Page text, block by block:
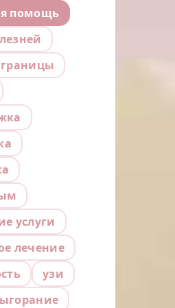
помощь
границы
услуги
лечение
узи